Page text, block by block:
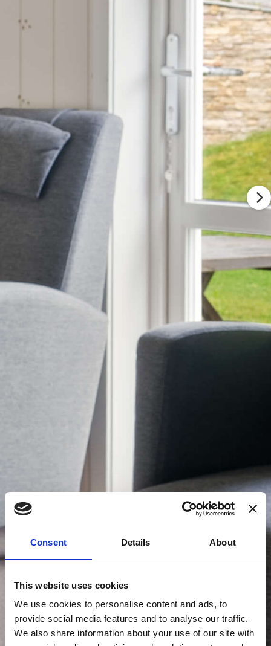
Consent Details About
This website uses cookies
We use cookies to personalise content and ads, to
provide social media features and to analyse our traffic.
We also share information about your use of our site with